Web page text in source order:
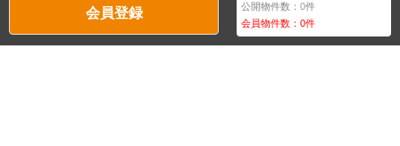
会員登録 公開物件数：0件
会員物件数：0件